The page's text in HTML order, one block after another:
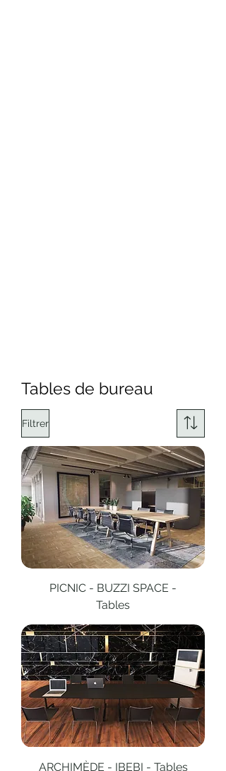
Tables de bureau
Filtrer
PICNIC - BUZZI SPACE -
Tables
ARCHIMÈDE - IBEBI - Tables